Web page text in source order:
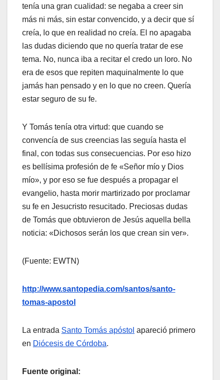
tenía una gran cualidad: se negaba a creer sin
más ni más, sin estar convencido, y a decir que sí
creía, lo que en realidad no creía. El no apagaba
las dudas diciendo que no quería tratar de ese
tema. No, nunca iba a recitar el credo un loro. No
era de esos que repiten maquinalmente lo que
jamás han pensado y en lo que no creen. Quería
estar seguro de su fe.
Y Tomás tenía otra virtud: que cuando se
convencía de sus creencias las seguía hasta el
final, con todas sus consecuencias. Por eso hizo
es bellísima profesión de fe «Señor mío y Dios
mío», y por eso se fue después a propagar el
evangelio, hasta morir martirizado por proclamar
su fe en Jesucristo resucitado. Preciosas dudas
de Tomás que obtuvieron de Jesús aquella bella
noticia: «Dichosos serán los que crean sin ver».
(Fuente: EWTN)
http://www.santopedia.com/santos/santo-
tomas-apostol
La entrada Santo Tomás apóstol apareció primero
en Diócesis de Córdoba.
Fuente original: